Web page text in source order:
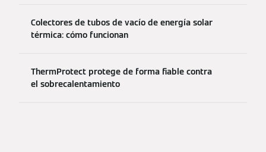
Colectores de tubos de vacío de energía solar
térmica: cómo funcionan
ThermProtect protege de forma fiable contra
el sobrecalentamiento